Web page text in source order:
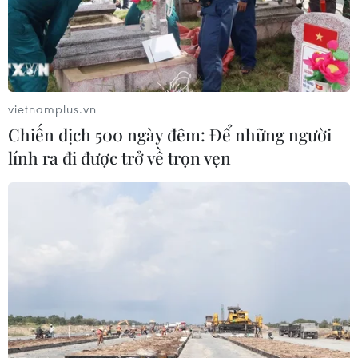
quỵ
04/08/2026 13:21
Tháo gỡ "điểm nghẽn" dữ liệu: Bộ Y
tế tăng tốc chuyển đổi số toàn diện
04/08/2026 08:08
Bộ Y tế ban hành Kế hoạch dự phòng
Hệ thống y tế đa cực, đưa y tế đến
gần dân
04/08/2026 04:55
vietnamplus.vn
Chiến dịch 500 ngày đêm: Để những người
lính ra đi được trở về trọn vẹn